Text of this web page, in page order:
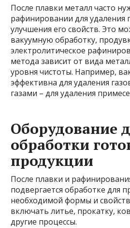
После плавки металл часто
рафинировании для удаления
улучшения его свойств. Это
вакуумную обработку,
электролитическое
метода зависит от вида
уровня чистоты. Например,
эффективна для удаления
газами – для удаления
Оборудование
обработки
продукции
После плавки и
подвергается обработке для
необходимой формы и
включать литье, прокатку,
другие процессы.